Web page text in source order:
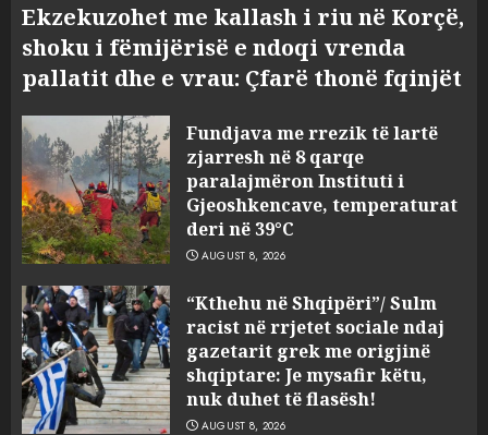
Ekzekuzohet me kallash i riu në Korçë,
shoku i fëmijërisë e ndoqi vrenda
pallatit dhe e vrau: Çfarë thonë fqinjët
Fundjava me rrezik të lartë
zjarresh në 8 qarqe
paralajmëron Instituti i
Gjeoshkencave, temperaturat
deri në 39°C
AUGUST 8, 2026
“Kthehu në Shqipëri”/ Sulm
racist në rrjetet sociale ndaj
gazetarit grek me origjinë
shqiptare: Je mysafir këtu,
nuk duhet të flasësh!
AUGUST 8, 2026